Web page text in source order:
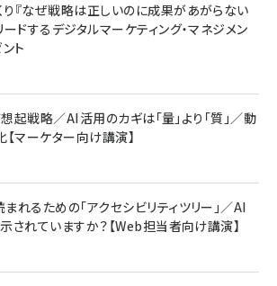
『なぜ戦略は正しいのに成果があがらない
ドするデジタルマーケティング・マネジメン
ト
起戦略／AI活用のカギは「量」より「質」／動
マーケター向け講演】
れるための「アクセシビリティツリー」／AI
されていますか？【Web担当者向け講演】